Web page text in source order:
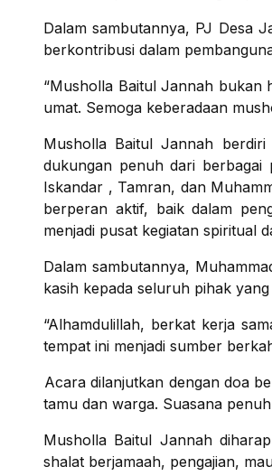
Dalam sambutannya, PJ Desa
berkontribusi dalam
“Musholla Baitul Jannah bukan
umat. Semoga keberadaan
Musholla Baitul Jannah
dukungan penuh dari berbagai
Iskandar , Tamran, dan
berperan aktif, baik dalam
menjadi pusat kegiatan spiritual
Dalam sambutannya,
kasih kepada seluruh pihak
“Alhamdulillah, berkat kerja
tempat ini menjadi sumber
Acara dilanjutkan dengan doa
tamu dan warga. Suasana
Musholla Baitul Jannah
shalat berjamaah, pengajian,